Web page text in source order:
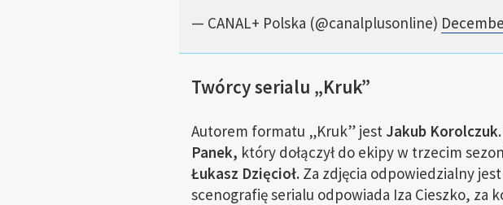
— CANAL+ Polska (@canalplusonline)
Twórcy serialu „Kruk”
Autorem formatu „Kruk” jestJakub Korolczuk
Panek, który dołączył do ekipy w trzecim
Łukasz Dzięcioł.Za zdjęcia odpowiedzialny jest
scenografię serialu odpowiada Iza Cieszko, za